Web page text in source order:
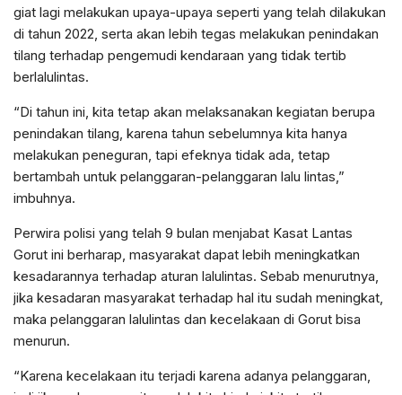
giat lagi melakukan upaya-upaya seperti yang telah dilakukan
di tahun 2022, serta akan lebih tegas melakukan penindakan
tilang terhadap pengemudi kendaraan yang tidak tertib
berlalulintas.
“Di tahun ini, kita tetap akan melaksanakan kegiatan berupa
penindakan tilang, karena tahun sebelumnya kita hanya
melakukan peneguran, tapi efeknya tidak ada, tetap
bertambah untuk pelanggaran-pelanggaran lalu lintas,”
imbuhnya.
Perwira polisi yang telah 9 bulan menjabat Kasat Lantas
Gorut ini berharap, masyarakat dapat lebih meningkatkan
kesadarannya terhadap aturan lalulintas. Sebab menurutnya,
jika kesadaran masyarakat terhadap hal itu sudah meningkat,
maka pelanggaran lalulintas dan kecelakaan di Gorut bisa
menurun.
“Karena kecelakaan itu terjadi karena adanya pelanggaran,